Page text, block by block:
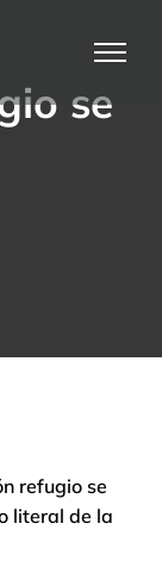
se
refugio se
literal de la